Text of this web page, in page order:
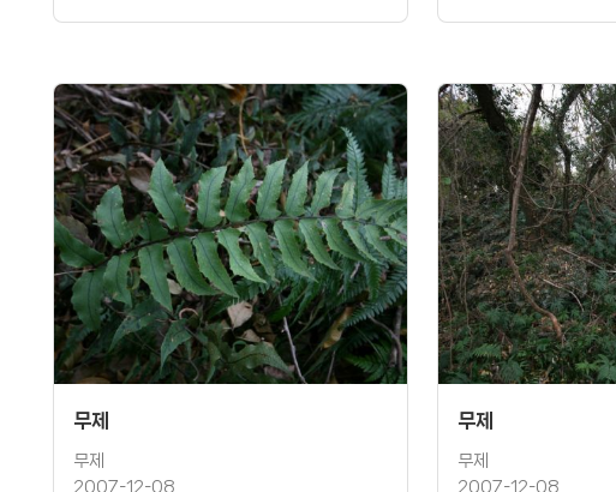
무제
무제
2007-12-08
무제
무제
2007-12-08